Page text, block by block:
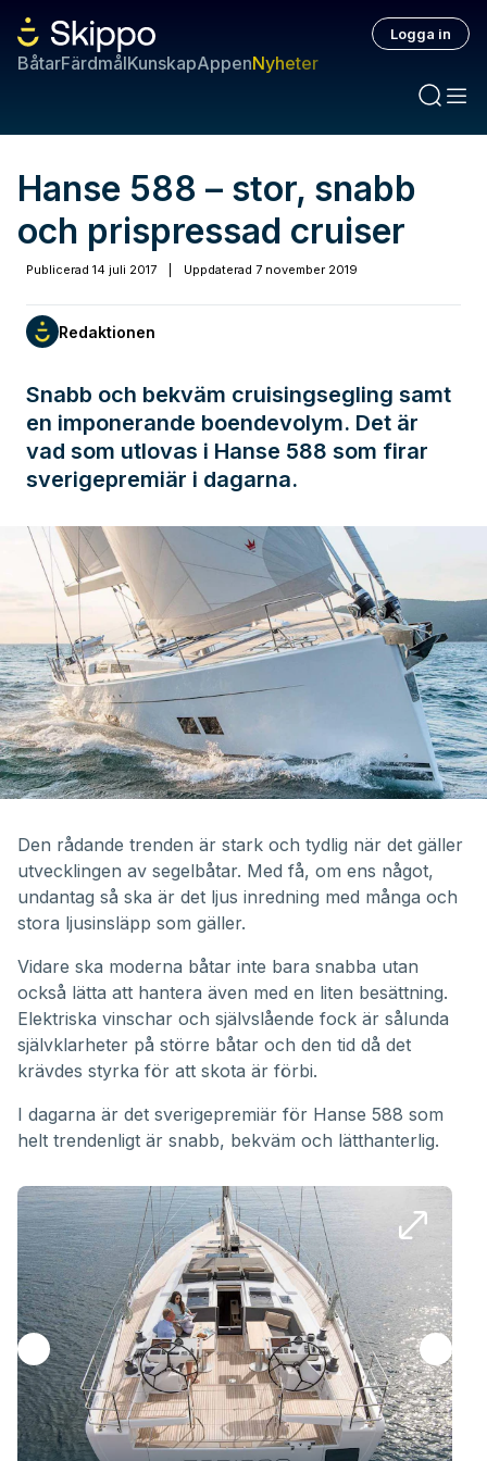
BåtarFärdmålKunskapAppenNyheter
Logga in
Hanse 588 – stor, snabb
och prispressad cruiser
Publicerad 14 juli 2017 Uppdaterad 7 november 2019
Redaktionen
Snabb och bekväm cruisingsegling samt
en imponerande boendevolym. Det är
vad som utlovas i Hanse 588 som firar
sverigepremiär i dagarna.
Den rådande trenden är stark och tydlig när det gäller
utvecklingen av segelbåtar. Med få, om ens något,
undantag så ska är det ljus inredning med många och
stora ljusinsläpp som gäller.
Vidare ska moderna båtar inte bara snabba utan
också lätta att hantera även med en liten besättning.
Elektriska vinschar och självslående fock är sålunda
självklarheter på större båtar och den tid då det
krävdes styrka för att skota är förbi.
I dagarna är det sverigepremiär för Hanse 588 som
helt trendenligt är snabb, bekväm och lätthanterlig.